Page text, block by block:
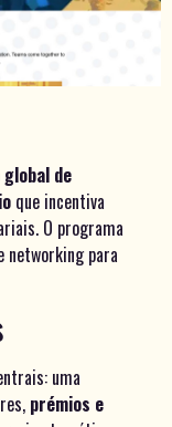
de
que incentiva
O programa
networking para
uma
prémios e